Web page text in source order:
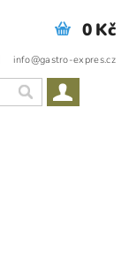
info@gastro-expres.cz
0 Kč